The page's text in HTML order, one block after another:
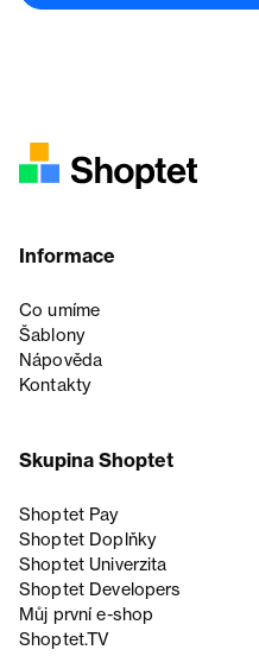
Informace
Co umíme
Šablony
Nápověda
Kontakty
Skupina Shoptet
Shoptet Pay
Shoptet Doplňky
Shoptet Univerzita
Shoptet Developers
Můj první e-shop
Shoptet.TV